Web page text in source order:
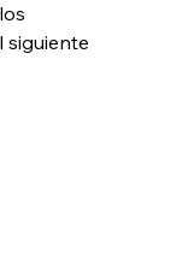
siguiente